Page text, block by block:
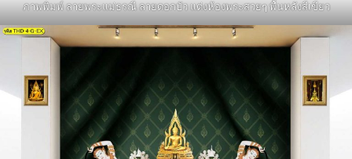
ภาพพิมพ์ ลายพระแม่ธรณี ลายดอกบัว แต่งห้องพระสวยๆ พื้นหลังสีเขียว